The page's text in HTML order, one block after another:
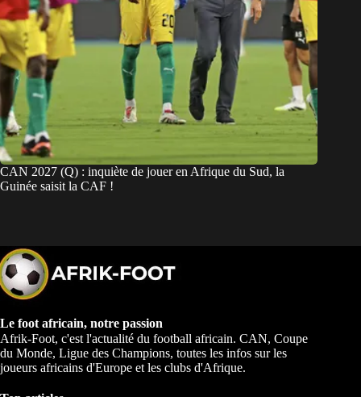
CAN 2027 (Q) : inquiète de jouer en Afrique du Sud, la
Guinée saisit la CAF !
Le foot africain, notre passion
Afrik-Foot, c'est l'actualité du football africain. CAN, Coupe
du Monde, Ligue des Champions, toutes les infos sur les
joueurs africains d'Europe et les clubs d'Afrique.